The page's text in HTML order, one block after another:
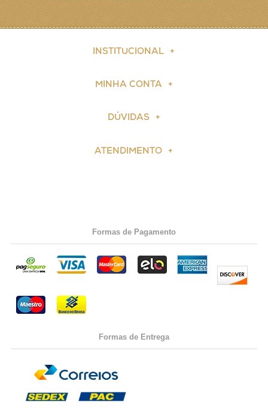
INSTITUCIONAL
MINHA CONTA
DÚVIDAS
ATENDIMENTO
Formas de Pagamento
Formas de Entrega